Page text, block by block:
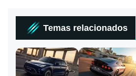
Temas relacionados